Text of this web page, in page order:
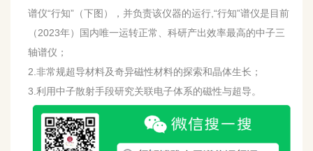
谱仪“行知”（下图），并负责该仪器的运行,“行知”谱仪是目前
（2023年）国内唯一运转正常、科研产出效率最高的中子三
轴谱仪；
2.非常规超导材料及奇异磁性材料的探索和晶体生长；
3.利用中子散射手段研究关联电子体系的磁性与超导。